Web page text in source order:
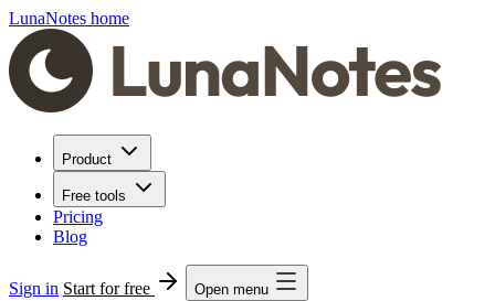
LunaNotes home
Product
Free tools
Pricing
Blog
Sign in Start for free Open menu